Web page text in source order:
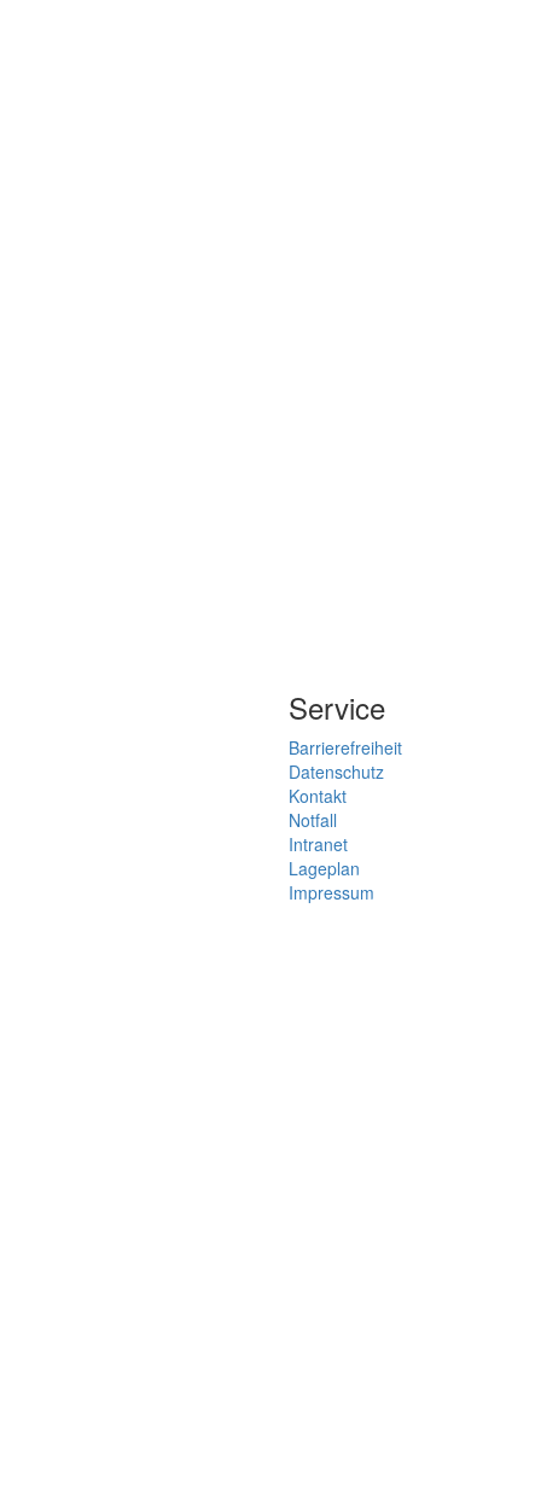
Service
Barrierefreiheit
Datenschutz
Kontakt
Notfall
Intranet
Lageplan
Impressum